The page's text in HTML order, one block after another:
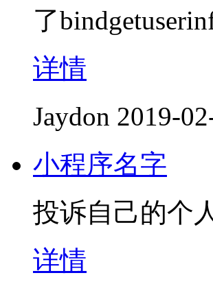
了
详情
Jaydon 2019-
小程序名字
投诉自己的个
详情